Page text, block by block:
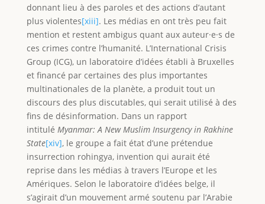
donnant lieu à des paroles et des actions d’autant
plus violentes[xiii]. Les médias en ont très peu fait
mention et restent ambigus quant aux auteur·e·s de
ces crimes contre l’humanité. L’International Crisis
Group (ICG), un laboratoire d’idées établi à Bruxelles
et financé par certaines des plus importantes
multinationales de la planète, a produit tout un
discours des plus discutables, qui serait utilisé à des
fins de désinformation. Dans un rapport
intitulé Myanmar: A New Muslim Insurgency in Rakhine
State[xiv], le groupe a fait état d’une prétendue
insurrection rohingya, invention qui aurait été
reprise dans les médias à travers l’Europe et les
Amériques. Selon le laboratoire d’idées belge, il
s’agirait d’un mouvement armé soutenu par l’Arabie